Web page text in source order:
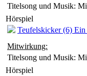
Titelsong und Musik:
Hörspiel
Teufelskicker (6)
Mitwirkung:
Titelsong und Musik:
Hörspiel